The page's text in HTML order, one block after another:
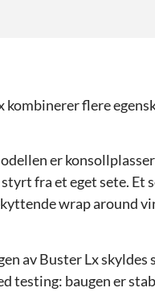
flere
er
fra et eget sete. Et
wrap around
av Buster Lx
testing: baugen er